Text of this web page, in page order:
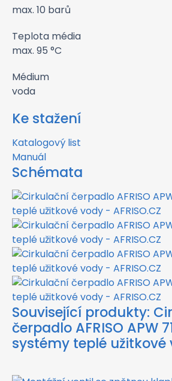
max. 10 barů
Teplota média
max. 95 °C
Médium
voda
Ke stažení
Katalogový list
Manuál
Schémata
Související produkty:
čerpadlo AFRISO APW
systémy teplé užitkové